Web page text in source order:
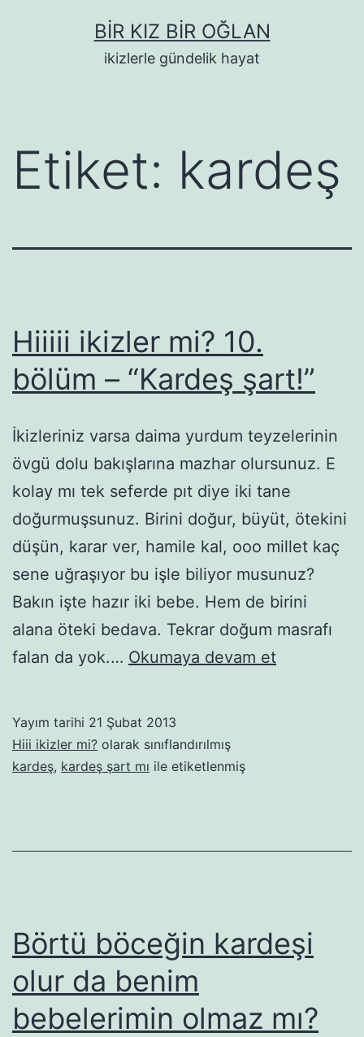
BIR KIZ BIR OĞLAN
ikizlerle gündelik hayat
Etiket: kardeş
Hiiiii ikizler mi? 10.
bölüm – “Kardeş şart!”
İkizleriniz varsa daima yurdum teyzelerinin
övgü dolu bakışlarına mazhar olursunuz. E
kolay mı tek seferde pıt diye iki tane
doğurmuşsunuz. Birini doğur, büyüt, ötekini
düşün, karar ver, hamile kal, ooo millet kaç
sene uğraşıyor bu işle biliyor musunuz?
Bakın işte hazır iki bebe. Hem de birini
alana öteki bedava. Tekrar doğum masrafı
falan da yok.… Okumaya devam etHiiiii
şart!”
Yayım tarihi 21 Şubat 2013
Hiii ikizler mi? olarak sınıflandırılmış
kardeş, kardeş şart mı ile etiketlenmiş
Börtü böceğin kardeşi
olur da benim
bebelerimin olmaz mı?